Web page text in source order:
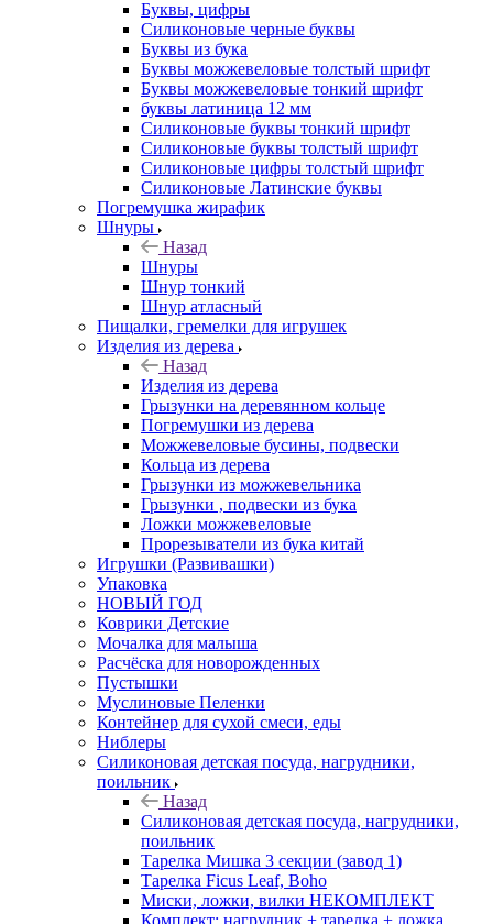
Буквы, цифры
Силиконовые черные буквы
Буквы из бука
Буквы можжевеловые толстый шрифт
Буквы можжевеловые тонкий шрифт
буквы латиница 12 мм
Силиконовые буквы тонкий шрифт
Силиконовые буквы толстый шрифт
Силиконовые цифры толстый шрифт
Силиконовые Латинские буквы
Погремушка жирафик
Шнуры
Назад
Шнуры
Шнур тонкий
Шнур атласный
Пищалки, гремелки для игрушек
Изделия из дерева
Назад
Изделия из дерева
Грызунки на деревянном кольце
Погремушки из дерева
Можжевеловые бусины, подвески
Кольца из дерева
Грызунки из можжевельника
Грызунки , подвески из бука
Ложки можжевеловые
Прорезыватели из бука китай
Игрушки (Развивашки)
Упаковка
НОВЫЙ ГОД
Коврики Детские
Мочалка для малыша
Расчёска для новорожденных
Пустышки
Муслиновые Пеленки
Контейнер для сухой смеси, еды
Ниблеры
Силиконовая детская посуда, нагрудники,
поильник
Назад
Силиконовая детская посуда, нагрудники,
поильник
Тарелка Мишка 3 секции (завод 1)
Тарелка Ficus Leaf, Boho
Миски, ложки, вилки НЕКОМПЛЕКТ
Комплект: нагрудник + тарелка + ложка.